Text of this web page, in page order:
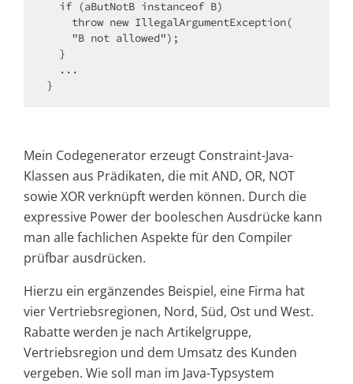
}
Mein Codegenerator erzeugt Constraint-Java-
Klassen aus Prädikaten, die mit AND, OR, NOT
sowie XOR verknüpft werden können. Durch die
expressive Power der booleschen Ausdrücke kann
man alle fachlichen Aspekte für den Compiler
prüfbar ausdrücken.
Hierzu ein ergänzendes Beispiel, eine Firma hat
vier Vertriebsregionen, Nord, Süd, Ost und West.
Rabatte werden je nach Artikelgruppe,
Vertriebsregion und dem Umsatz des Kunden
vergeben. Wie soll man im Java-Typsystem